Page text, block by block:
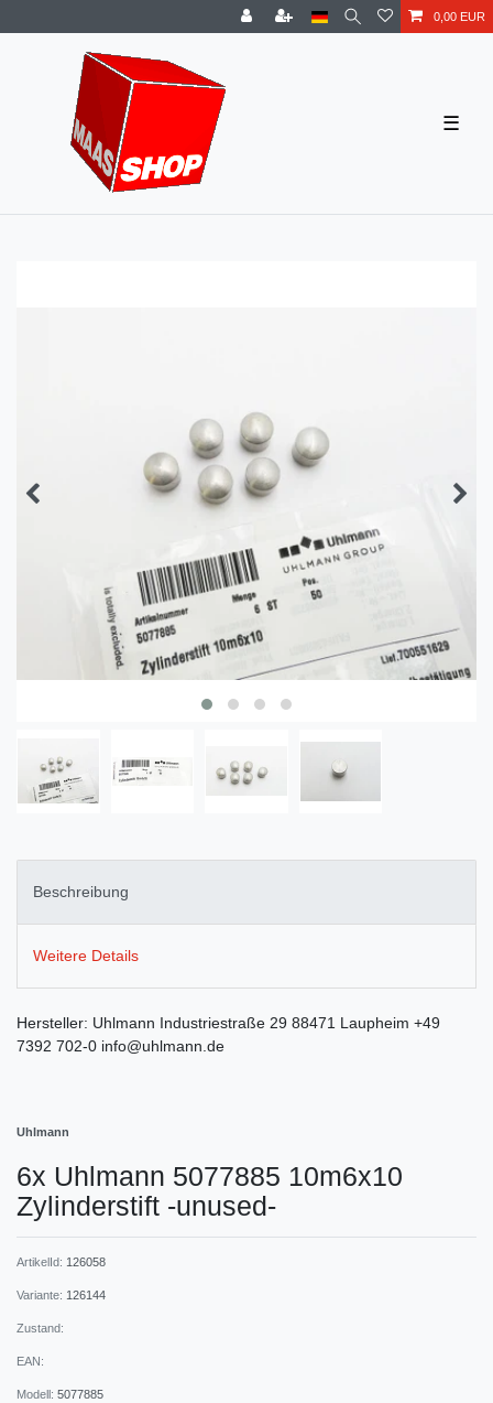
0,00 EUR
☰
Beschreibung
Weitere Details
Hersteller: Uhlmann Industriestraße 29 88471 Laupheim +49
7392 702-0 info@uhlmann.de
Uhlmann
6x Uhlmann 5077885 10m6x10
Zylinderstift -unused-
ArtikelId: 126058
Variante: 126144
Zustand:
EAN:
Modell: 5077885